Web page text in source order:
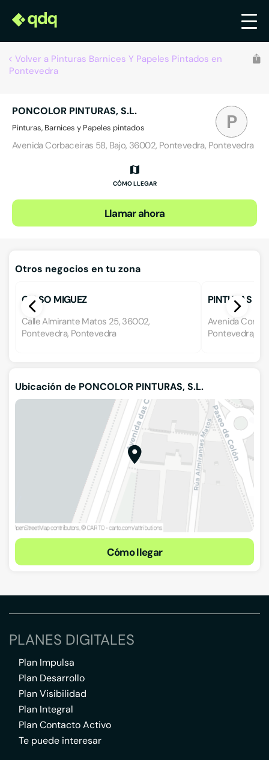
Volver a Pinturas Barnices Y Papeles Pintados en
Pontevedra
P
PONCOLOR PINTURAS, S.L.
Pinturas, Barnices y Papeles pintados
Avenida Corbaceiras 58, Bajo, 36002, Pontevedra, Pontevedra
CÓMO LLEGAR
Llamar ahora
Otros negocios en tu zona
CELSO MIGUEZ
Calle Almirante Matos 25, 36002,
Pontevedra, Pontevedra
PINTURAS
Avenida
Pontevedra,
Ubicación de PONCOLOR PINTURAS, S.L.
Cómo llegar
PLANES DIGITALES
Plan Impulsa
Plan Desarrollo
Plan Visibilidad
Plan Integral
Plan Contacto Activo
Te puede interesar